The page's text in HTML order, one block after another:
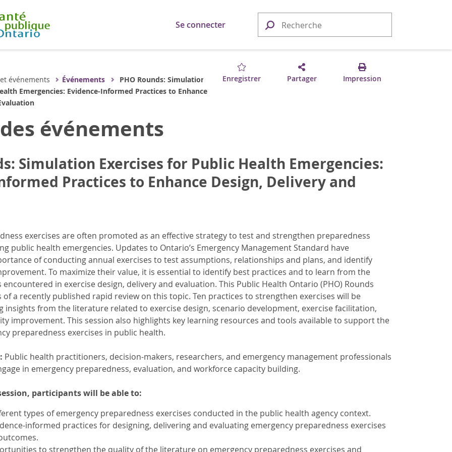
Se connecter
Enregistrer Partager Impression
événements Événements
PHO Rounds: Simulation
Emergencies: Evidence-Informed Practices to Enhance
événements
Simulation Exercises for Public Health Emergencies:
Practices to Enhance Design, Delivery and
exercises are often promoted as an effective strategy to test and strengthen preparedness
public health emergencies. Updates to Ontario’s Emergency Management Standard have
of conducting annual exercises to test assumptions, relationships and plans, and identify
To maximize their value, it is essential to identify best practices and to learn from the
in exercise design, delivery and evaluation. This Public Health Ontario (PHO) Rounds
a recently published rapid review on this topic. Ten practices to strengthen exercises will be
insights from the literature related to exercise design, scenario development, exercise facilitation,
improvement. This session also highlights key learning resources and tools available to support the
preparedness exercises in public health.
Public health practitioners, decision-makers, researchers, and emergency management professionals
in emergency preparedness, evaluation, and workforce capacity building.
participants will be able to:
types of emergency preparedness exercises conducted in the public health agency context.
informed practices for designing, delivering and evaluating emergency preparedness exercises
to strengthen the quality of the literature on emergency preparedness exercises and